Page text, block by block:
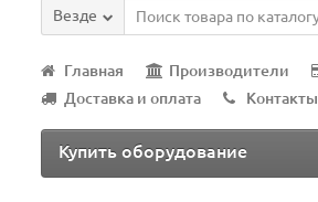
Везде
Главная Производители
Доставка и оплата
Контакты
Купить оборудование